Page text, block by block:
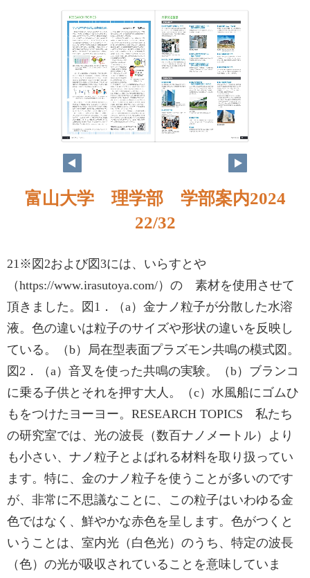
富山大学 理学部 学部案内2024
22/32
21※図2および図3には、いらすとや
（https://www.irasutoya.com/）の 素材を使用させて
頂きました。図1．（a）金ナノ粒子が分散した水溶
液。色の違いは粒子のサイズや形状の違いを反映し
ている。（b）局在型表面プラズモン共鳴の模式図。
図2．（a）音叉を使った共鳴の実験。（b）ブランコ
に乗る子供とそれを押す大人。（c）水風船にゴムひ
もをつけたヨーヨー。RESEARCH TOPICS 私たち
の研究室では、光の波長（数百ナノメートル）より
も小さい、ナノ粒子とよばれる材料を取り扱ってい
ます。特に、金のナノ粒子を使うことが多いのです
が、非常に不思議なことに、この粒子はいわゆる金
色ではなく、鮮やかな赤色を呈します。色がつくと
いうことは、室内光（白色光）のうち、特定の波長
（色）の光が吸収されていることを意味していま